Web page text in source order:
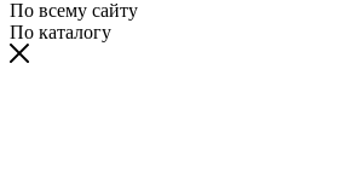
По всему сайту
По каталогу